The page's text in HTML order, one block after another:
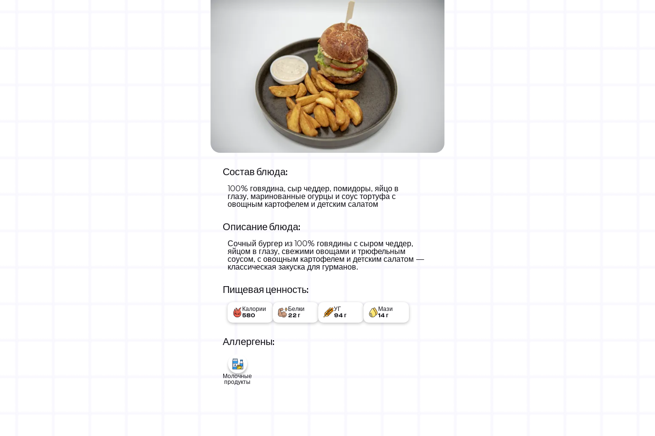
Бургер Боттега
Состав блюда:
100% говядина, сыр чеддер, помидоры, яйцо в
глазу, маринованные огурцы и соус тортуфа с
овощным картофелем и детским салатом
Описание блюда:
Сочный бургер из 100% говядины с сыром чеддер,
яйцом в глазу, свежими овощами и трюфельным
соусом, с овощным картофелем и детским салатом —
классическая закуска для гурманов.
Пищевая ценность:
Калории
580
Белки
22 г
УГ
94 г
Мази
14 г
Аллергены:
Молочные
продукты